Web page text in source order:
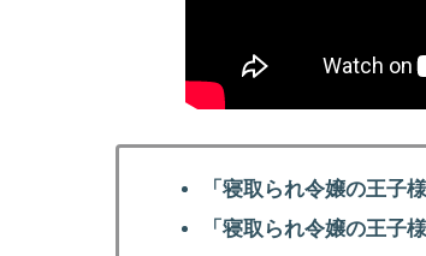
「寝取られ令嬢の王子
「寝取られ令嬢の王子